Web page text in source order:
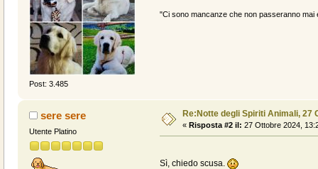
Post: 3.485
"Ci sono mancanze che non passeranno
sere sere
Utente Platino
Re:Notte degli Spiriti Animali, 27
« Risposta #2 il: 27 Ottobre 2024,
Sì, chiedo scusa.